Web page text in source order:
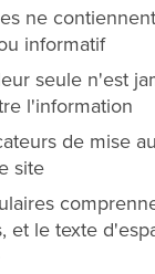
ne
informatif
seule n'est
l'information
de mise
site
et le texte